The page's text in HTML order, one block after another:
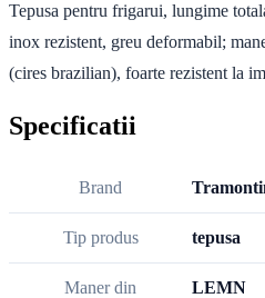
Tepusa pentru frigarui, lungime
inox rezistent, greu deformabil;
(cires brazilian), foarte rezistent la
Specificatii
Brand
Tip produs tepusa
Maner din LEMN